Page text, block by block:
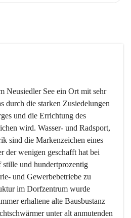
Neusiedler See ein Ort mit sehr
durch die starken Zusiedelungen
und die Errichtung des
wird. Wasser- und Radsport,
sind die Markenzeichen eines
der wenigen geschafft hat bei
stille und hundertprozentig
und Gewerbebetriebe zu
im Dorfzentrum wurde
erhaltene alte Bausbustanz
unter alt anmutenden